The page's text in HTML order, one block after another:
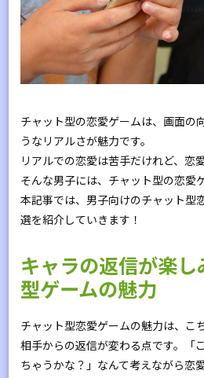
チャット型の恋愛ゲームは、画面の
うなリアルさが魅力です。
リアルでの恋愛は苦手だけれど、恋
そんな男子には、チャット型の恋愛
本記事では、男子向けのチャット型
選を紹介していきます！
キャラの返信が楽し
型ゲームの魅力
チャット型恋愛ゲームの魅力は、こ
相手からの返信が変わる点です。「
ちゃうかな？」なんて考えながら恋